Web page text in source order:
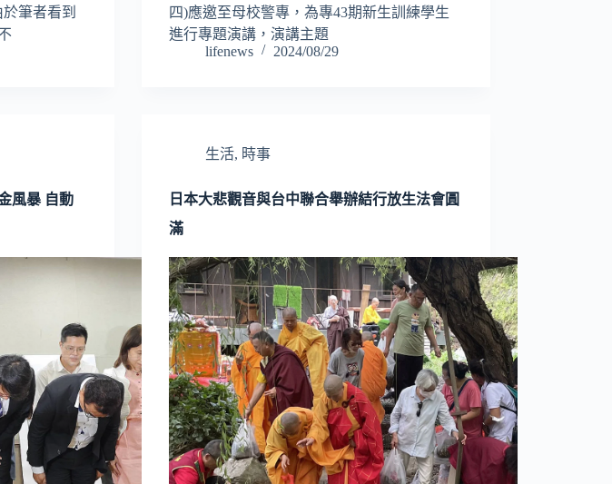
筆者看到
四)應邀至母校警專，為專43期新生訓練學生
進行專題演講，演講主題
lifenews
2024/08/29
風暴 自動
生活, 時事
日本大悲觀音與台中聯合舉辦結行放生法會圓
滿